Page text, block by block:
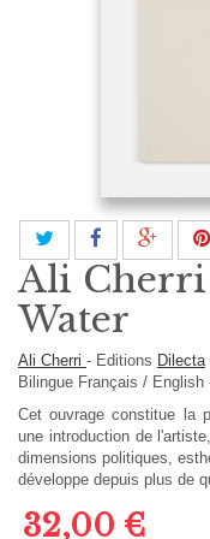
Ali Cherri
Water
Ali Cherri - Editions Dilecta
Bilingue Français / English
Cet ouvrage constitue la
une introduction de
dimensions politiques,
développe depuis plus de
32,00 €